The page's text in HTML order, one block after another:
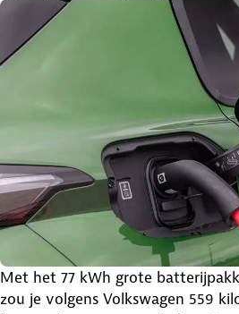
Met het 77 kWh grote
zou je volgens Volkswagen 559